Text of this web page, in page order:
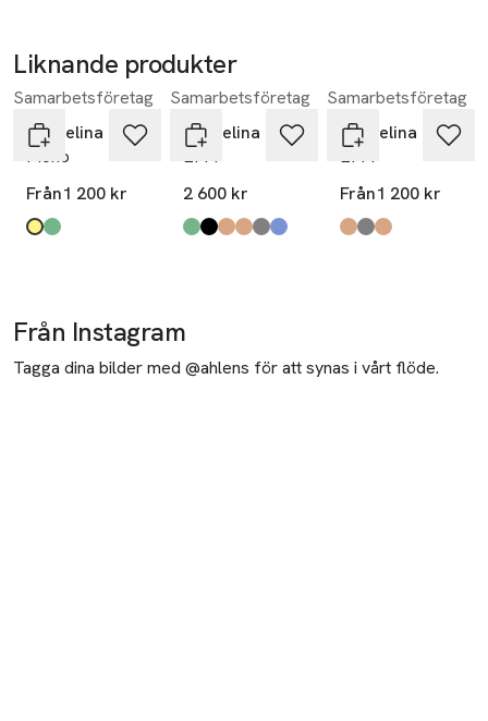
Liknande produkter
Hoppa över bildspelet
Samarbetsföretag
Pappelina
Mono
Från1 200 kr
Produkten finns i färgerna:
gul,
grön
Samarbetsföretag
Pappelina
EFFI
2 600 kr
Produkten finns i färgerna:
army,
black,
charcoal,
mud,
warm grey,
haze,
Samarbetsföretag
Pappelina
EFFI
Från1 200 kr
Produkten finns i
mud,
warm grey
charcoal
Från Instagram
Tagga dina bilder med @ahlens för att synas i vårt flöde.